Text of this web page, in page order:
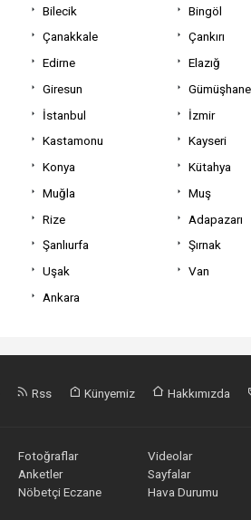
Bilecik Bingöl
Çanakkale Çankırı
Edirne Elazığ
Giresun Gümüşhane
İstanbul İzmir
Kastamonu Kayseri
Konya Kütahya
Muğla Muş
Rize Adapazarı
Şanlıurfa Şırnak
Uşak Van
Ankara
Rss Künyemiz Hakkımızda
Fotoğraflar Videolar
Anketler
Sayfalar
Nöbetçi Eczane
Hava Durumu